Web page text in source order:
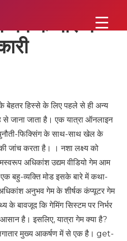
गेम के बारे में
हिस्से के लिए पहले से ही अन्य
जाना जाता है। एक यात्रा ऑनलाइन
फिक्सिंग के साथ-साथ खेल के
जांच करता है। । नशा लक्ष्य को
अधिकांश उद्यम वीडियो गेम आम
बहु-व्यक्ति मोड इसके बारे में कथा-
अनुभव गेम के शीर्षक कंप्यूटर गेम
के बावजूद कि गेमिंग सिस्टम पर निर्भर
आसान है। इसलिए, यात्रा गेम क्या है?
मुख्य आकर्षण में से एक है। get-